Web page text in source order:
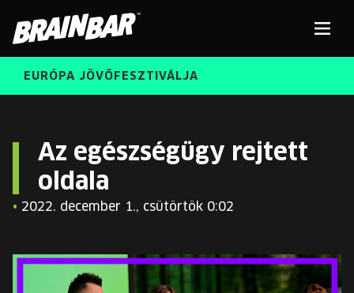
Bar
BRAIN BAR™ TRIBE
EURÓPA JÖVŐFESZTIVÁLJA
INGYENES DIÁK- ÉS TANÁRREGISZTRÁCIÓ
KOSÁR
Az egészségügy rejtett
oldala
• 2022. december 1., csütörtök 0:02